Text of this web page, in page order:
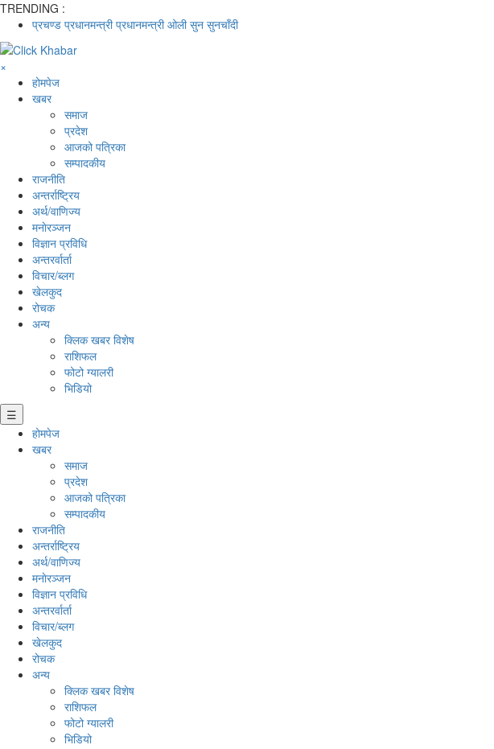
TRENDING :
प्रचण्ड प्रधानमन्त्री प्रधानमन्त्री ओली सुन सुनचाँदी
×
होमपेज
खबर
समाज
प्रदेश
आजको पत्रिका
सम्पादकीय
राजनीति
अन्तर्राष्ट्रिय
अर्थ/वाणिज्य
मनाेरञ्जन
विज्ञान प्रविधि
अन्तरर्वार्ता
विचार/ब्लग
खेलकुद
रोचक
अन्य
क्लिक खबर विशेष
राशिफल
फोटो ग्यालरी
भिडियो
☰
होमपेज
खबर
समाज
प्रदेश
आजको पत्रिका
सम्पादकीय
राजनीति
अन्तर्राष्ट्रिय
अर्थ/वाणिज्य
मनाेरञ्जन
विज्ञान प्रविधि
अन्तरर्वार्ता
विचार/ब्लग
खेलकुद
रोचक
अन्य
क्लिक खबर विशेष
राशिफल
फोटो ग्यालरी
भिडियो